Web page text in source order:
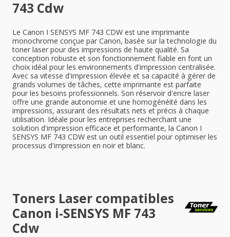
743 Cdw
Le Canon I SENSYS MF 743 CDW est une imprimante
monochrome conçue par Canon, basée sur la technologie du
toner laser pour des impressions de haute qualité. Sa
conception robuste et son fonctionnement fiable en font un
choix idéal pour les environnements d'impression centralisée.
Avec sa vitesse d'impression élevée et sa capacité à gérer de
grands volumes de tâches, cette imprimante est parfaite
pour les besoins professionnels. Son réservoir d'encre laser
offre une grande autonomie et une homogénéité dans les
impressions, assurant des résultats nets et précis à chaque
utilisation. Idéale pour les entreprises recherchant une
solution d'impression efficace et performante, la Canon I
SENSYS MF 743 CDW est un outil essentiel pour optimiser les
processus d'impression en noir et blanc.
Toners Laser compatibles
Canon i-SENSYS MF 743
Cdw